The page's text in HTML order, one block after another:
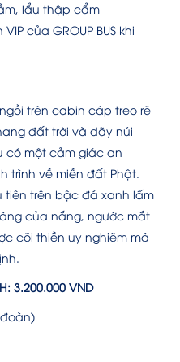
lẩu thập cẩm
của GROUP BUS khi
trên cabin cáp treo rẽ
đất trời và dãy núi
có một cảm giác an
trình về miền đất Phật.
trên bậc đá xanh lấm
của nắng, ngước mắt
cõi thiền uy nghiêm mà
3.200.000 VND